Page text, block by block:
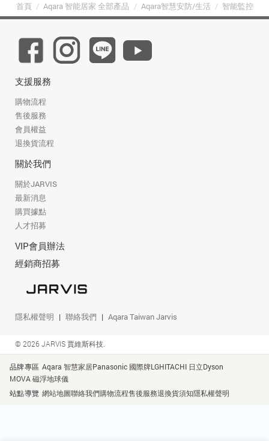
首頁 / Aqara 智能居家 全部產品 / Aqara智慧安防/生活 / 智能監控全部
支援服務
購物流程
售後服務
會員權益
退換貨流程
關於我們
關於JARVIS
最新消息
購買據點
人才招募
VIP會員辦法
經銷商招募
隱私權聲明 聯絡我們 Aqara Taiwan Jarvis
© 2026 JARVIS 賈維斯科技.
品牌專區 Aqara 智慧家居Panasonic 國際牌LGHITACHI 日立Dyson
MOVA 磁浮地球儀
站點導覽 網站地圖聯絡我們購物流程售後服務退換貨須知隱私權聲明